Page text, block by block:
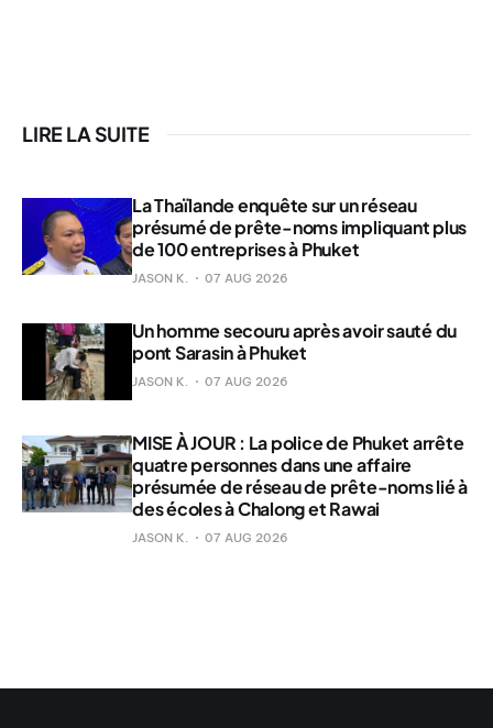
LIRE LA SUITE
La Thaïlande enquête sur un réseau
présumé de prête-noms impliquant plus
de 100 entreprises à Phuket
JASON K. 07 AUG 2026
Un homme secouru après avoir sauté du
pont Sarasin à Phuket
JASON K. 07 AUG 2026
MISE À JOUR : La police de Phuket arrête
quatre personnes dans une affaire
présumée de réseau de prête-noms lié à
des écoles à Chalong et Rawai
JASON K. 07 AUG 2026